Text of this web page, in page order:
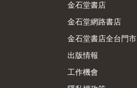
金石堂書店
金石堂網路書店
金石堂書店全台門市
出版情報
工作機會